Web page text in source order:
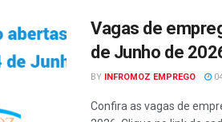
Vagas de
de Junho de
BY INFROMOZ EMPREGO
Confira as vagas de